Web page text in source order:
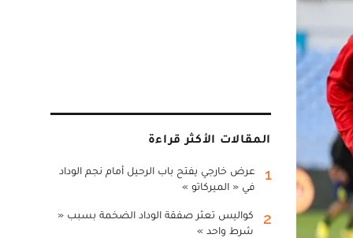
المقالات الأكثر قراءة
1
عرض خارجي يفتح باب الرحيل أمام نجم الوداد
في « الميركاتو »
2
كواليس تعثر صفقة الوداد الضخمة بسبب «
شرط واحد »